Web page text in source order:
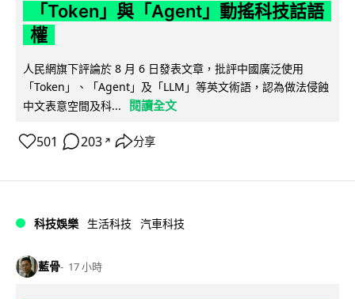
「Token」與「Agent」動搖科技話語
權
人民網旗下評論於 8 月 6 日發表文章，批評中國廣泛使用
「Token」、「Agent」及「LLM」等英文術語，認為做法侵蝕
中文表意空間及科...
閱讀全文
501 203 ↗ 分享
科技娛樂 生活科技 汽車科技
藍骨 17 小時